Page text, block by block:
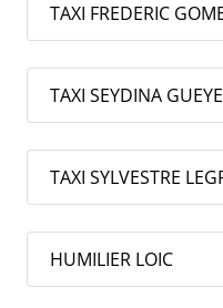
TAXI FREDERIC
TAXI SEYDINA GUEYE
TAXI SYLVESTRE
HUMILIER LOIC